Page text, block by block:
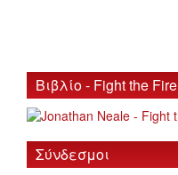
Βιβλίο - Fight the Fire
Σύνδεσμοι